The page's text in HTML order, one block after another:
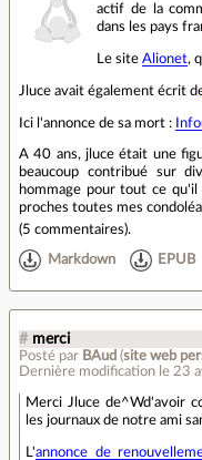
actif de la
dans les pays
Le site Alionet,
Jluce avait également écrit
Ici l'annonce de sa mort :
A 40 ans, jluce était une
beaucoup contribué sur
hommage pour tout ce
proches toutes mes
(5 commentaires).
Markdown EPUB
# merci
Posté par BAud (site web
Dernière modification le 23
Merci Jluce de^Wd'avoir
les journaux de notre ami
L'annonce de